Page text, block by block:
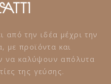
από την ιδέα μέχρι την
με προϊόντα και
να καλύψουν απόλυτα
της γεύσης.